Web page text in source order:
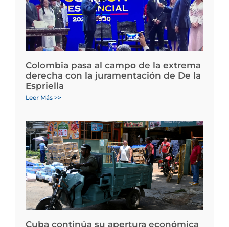
Colombia pasa al campo de la extrema
derecha con la juramentación de De la
Espriella
Leer Más >>
Cuba continúa su apertura económica